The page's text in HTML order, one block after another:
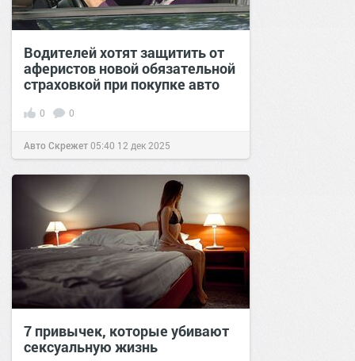
Водителей хотят защитить от
аферистов новой обязательной
страховкой при покупке авто
0 0
Авто Скрежет05:40 12 дек 2025
7 привычек, которые убивают
сексуальную жизнь